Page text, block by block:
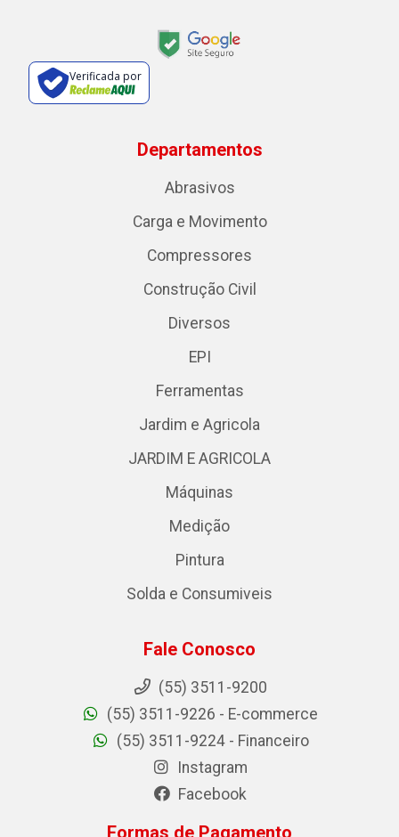
Verificada por
Departamentos
Abrasivos
Carga e Movimento
Compressores
Construção Civil
Diversos
EPI
Ferramentas
Jardim e Agricola
JARDIM E AGRICOLA
Máquinas
Medição
Pintura
Solda e Consumiveis
Fale Conosco
(55) 3511-9200
(55) 3511-9226 - E-commerce
(55) 3511-9224 - Financeiro
Instagram
Facebook
Formas de Pagamento